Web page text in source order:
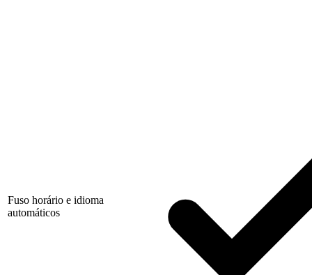
Fuso horário e idioma
automáticos